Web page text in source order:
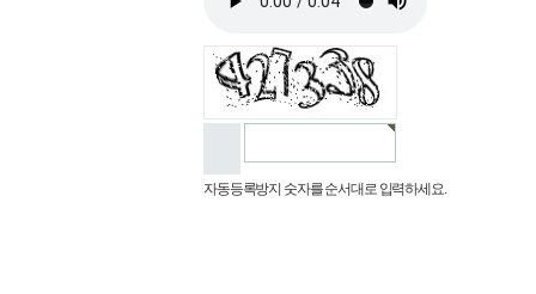
자동등록방지 숫자를 순서대로 입력하세요.